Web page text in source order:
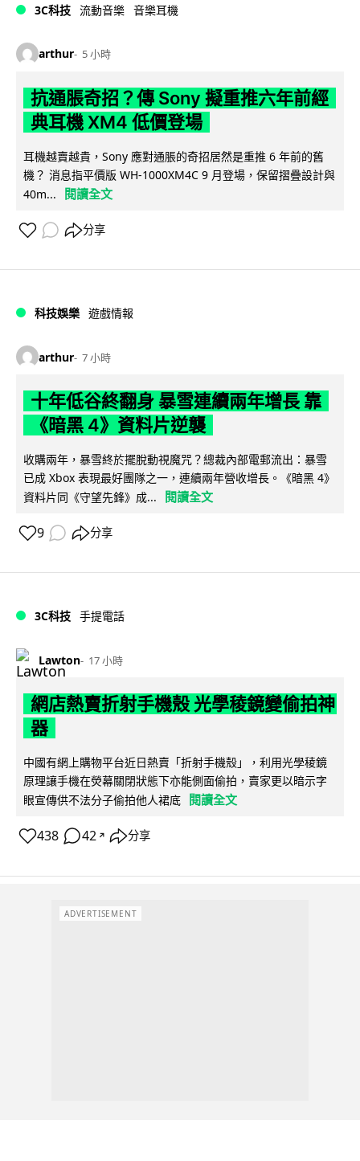
3C科技 流動音樂 音樂耳機
arthur 5 小時
抗通脹奇招？傳 Sony 擬重推六年前經
典耳機 XM4 低價登場
耳機越賣越貴，Sony 應對通脹的奇招居然是重推 6 年前的舊
機？ 消息指平價版 WH-1000XM4C 9 月登場，保留摺疊設計與
40m...
閱讀全文
分享
科技娛樂 遊戲情報
arthur 7 小時
十年低谷終翻身 暴雪連續兩年增長 靠
《暗黑 4》資料片逆襲
收購兩年，暴雪終於擺脫動視魔咒？總裁內部電郵流出：暴雪
已成 Xbox 表現最好團隊之一，連續兩年營收增長。《暗黑 4》
資料片同《守望先鋒》成...
閱讀全文
9 分享
3C科技 手提電話
Lawton 17 小時
網店熱賣折射手機殼 光學稜鏡變偷拍神
器
中國有網上購物平台近日熱賣「折射手機殼」，利用光學稜鏡
原理讓手機在熒幕關閉狀態下亦能側面偷拍，賣家更以暗示字
眼宣傳供不法分子偷拍他人裙底
閱讀全文
438 42 ↗ 分享
ADVERTISEMENT